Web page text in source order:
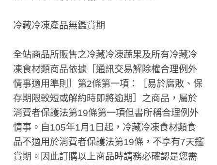
冷藏冷凍產品無鑑賞期
全站商品所販售之冷藏冷凍蔬果及所有冷藏冷
凍食材類商品依據［通訊交易解除權合理例外
情事適用準則］第2條第一項：［易於腐敗、保
存期限較短或解約時即將逾期］之商品，屬於
消費者保護法第19條第一項但書所稱合理例外
情事。自105年1月1日起，冷藏冷凍食材類食
品不適用於消費者保護法第19條，不享有7天鑑
賞期。因此訂購以上商品時請務必確認是您需